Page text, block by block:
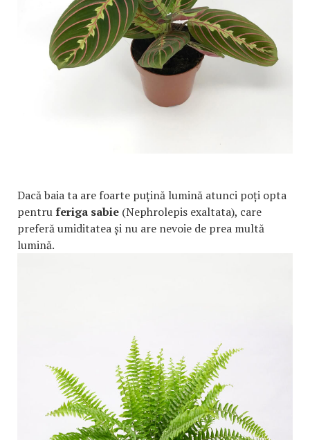
Dacă baia ta are foarte puțină lumină atunci poți opta
pentruferiga sabie (Nephrolepis exaltata), care
preferă umiditatea și nu are nevoie de prea multă
lumină.